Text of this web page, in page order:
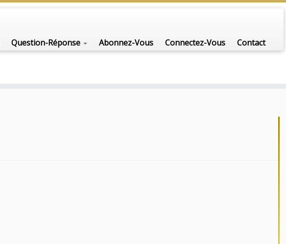
Question-Réponse Abonnez-Vous Connectez-Vous Contact